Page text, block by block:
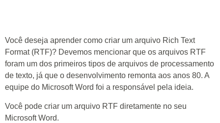
Você deseja aprender como criar um arquivo Rich Text
Format (RTF)? Devemos mencionar que os arquivos RTF
foram um dos primeiros tipos de arquivos de processamento
de texto, já que o desenvolvimento remonta aos anos 80. A
equipe do Microsoft Word foi a responsável pela ideia.
Você pode criar um arquivo RTF diretamente no seu
Microsoft Word.